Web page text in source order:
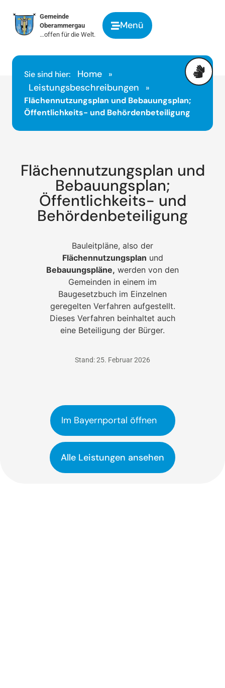
springen
Gemeinde
Oberammergau
…offen für die Welt.
Menü
Sie sind hier: Home »
Leistungsbeschreibungen
»
Flächennutzungsplan und Bebauungsplan;
Öffentlichkeits- und Behördenbeteiligung
Flächennutzungsplan und
Bebauungsplan;
Öffentlichkeits- und
Behördenbeteiligung
Bauleitpläne, also der
Flächennutzungsplan und
Bebauungspläne, werden von den
Gemeinden in einem im
Baugesetzbuch im Einzelnen
geregelten Verfahren aufgestellt.
Dieses Verfahren beinhaltet auch
eine Beteiligung der Bürger.
Stand: 25. Februar 2026
Im Bayernportal öffnen
Alle Leistungen ansehen